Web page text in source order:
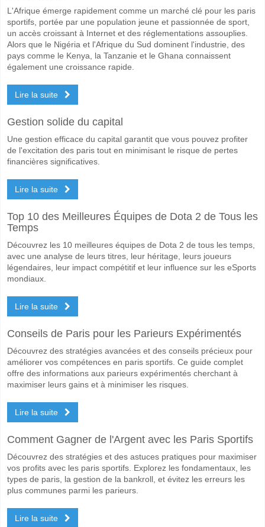
Fluminense PI pour le Gagnant du match, avec une probabilité de
Les deux équipes marqueront-elles dans le match
Non pour Les Deux Équipes Marquent, avec un pourcentage de 57%.
Quel sera le résultat correct attendu entre Fluminense
Sur le côté risqué, vous pouvez essayer le Résultat Correct de 1-0
L'Afrique émerge rapidement comme un marché clé pour les paris
sportifs, portée par une population jeune et passionnée de sport,
un accès croissant à Internet et des réglementations assouplies.
Alors que le Nigéria et l'Afrique du Sud dominent l'industrie, des
pays comme le Kenya, la Tanzanie et le Ghana connaissent
également une croissance rapide.
Lire la suite
Gestion solide du capital
Une gestion efficace du capital garantit que vous pouvez profiter
de l'excitation des paris tout en minimisant le risque de pertes
financières significatives.
Lire la suite
Top 10 des Meilleures Équipes de Dota 2 de Tous les
Temps
Découvrez les 10 meilleures équipes de Dota 2 de tous les temps,
avec une analyse de leurs titres, leur héritage, leurs joueurs
légendaires, leur impact compétitif et leur influence sur les eSports
mondiaux.
Lire la suite
Conseils de Paris pour les Parieurs Expérimentés
Découvrez des stratégies avancées et des conseils précieux pour
améliorer vos compétences en paris sportifs. Ce guide complet
offre des informations aux parieurs expérimentés cherchant à
maximiser leurs gains et à minimiser les risques.
Lire la suite
Comment Gagner de l'Argent avec les Paris Sportifs
Découvrez des stratégies et des astuces pratiques pour maximiser
vos profits avec les paris sportifs. Explorez les fondamentaux, les
types de paris, la gestion de la bankroll, et évitez les erreurs les
plus communes parmi les parieurs.
Lire la suite